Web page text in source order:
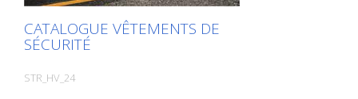
CATALOGUE VÊTEMENTS DE
SÉCURITÉ
STR_HV_24